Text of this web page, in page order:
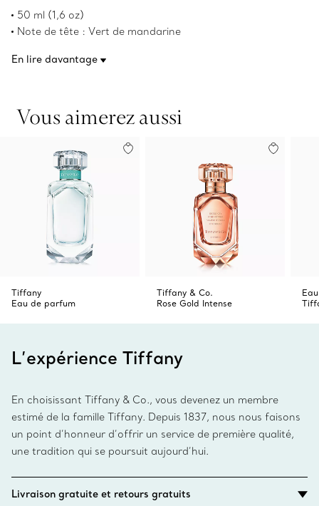
50 ml (1,6 oz)
Note de tête : Vert de mandarine
Note de fond : Patchouli et musc
En lire davantage
Vous aimerez aussi
Tiffany
Eau de parfum
Tiffany & Co.
Rose Gold Intense
L’expérience Tiffany
En choisissant Tiffany & Co., vous devenez un membre
estimé de la famille Tiffany. Depuis 1837, nous nous faisons
un point d’honneur d’offrir un service de première qualité,
une tradition qui se poursuit aujourd’hui.
Livraison gratuite et retours gratuits